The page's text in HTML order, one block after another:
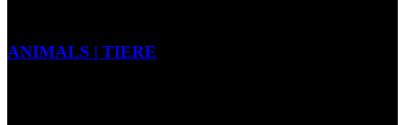
ANIMALS | TIERE